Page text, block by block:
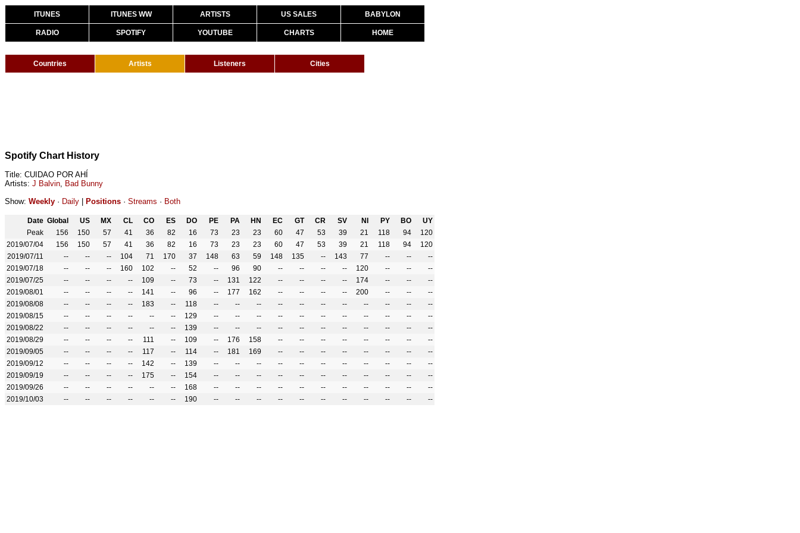
ITUNES ITUNES WW ARTISTS US SALES BABYLON
RADIO SPOTIFY YOUTUBE CHARTS HOME
Countries Artists Listeners Cities
Spotify Chart History
Title: CUIDAO POR AHÍ
Artists: J Balvin, Bad Bunny
Show: Weekly · Daily Positions · Streams · Both
Date Global US MX CL CO ES DO PE PA HN EC GT CR SV NI PY BO
UY
Peak
156 150 57 41 36 82 16 73 23 23 60 47 53 39 21 118 94
120
2019/07/04
156 150 57 41 36 82 16 73 23 23 60 47 53 39 21 118 94
120
2019/07/11
-- -- -- 104 71 170 37 148 63 59 148 135 -- 143 77 -- --
--
2019/07/18
-- -- -- 160 102 -- 52 -- 96 90 -- -- -- -- 120 -- --
--
2019/07/25
-- -- -- -- 109 -- 73 -- 131 122 -- -- -- -- 174 -- --
--
2019/08/01
-- -- -- -- 141 -- 96 -- 177 162 -- -- -- -- 200 -- --
--
2019/08/08
-- -- -- -- 183 -- 118 -- -- -- -- -- -- -- -- -- --
--
2019/08/15
-- -- -- -- -- -- 129 -- -- -- -- -- -- -- -- -- --
--
2019/08/22
-- -- -- -- -- -- 139 -- -- -- -- -- -- -- -- -- --
--
2019/08/29
-- -- -- -- 111 -- 109 -- 176 158 -- -- -- -- -- -- --
--
2019/09/05
-- -- -- -- 117 -- 114 -- 181 169 -- -- -- -- -- -- --
--
2019/09/12
-- -- -- -- 142 -- 139 -- -- -- -- -- -- -- -- -- --
--
2019/09/19
-- -- -- -- 175 -- 154 -- -- -- -- -- -- -- -- -- --
--
2019/09/26
-- -- -- -- -- -- 168 -- -- -- -- -- -- -- -- -- --
--
2019/10/03
-- -- -- -- -- -- 190 -- -- -- -- -- -- -- -- -- -- --